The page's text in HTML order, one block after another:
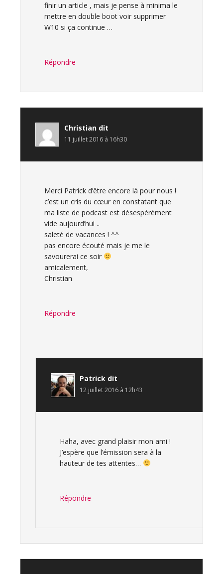
finir un article , mais je pense à minima le
mettre en double boot voir supprimer
W10 si ça continue …
Répondre
Christian dit
11 juillet 2016 à 16h30
Merci Patrick d’être encore là pour nous !
c’est un cris du cœur en constatant que
ma liste de podcast est désespérément
vide aujourd’hui ..
saleté de vacances ! ^^
pas encore écouté mais je me le
savourerai ce soir
amicalement,
Christian
Répondre
Patrick dit
12 juillet 2016 à 12h43
Haha, avec grand plaisir mon ami !
J’espère que l’émission sera à la
hauteur de tes attentes…
Répondre